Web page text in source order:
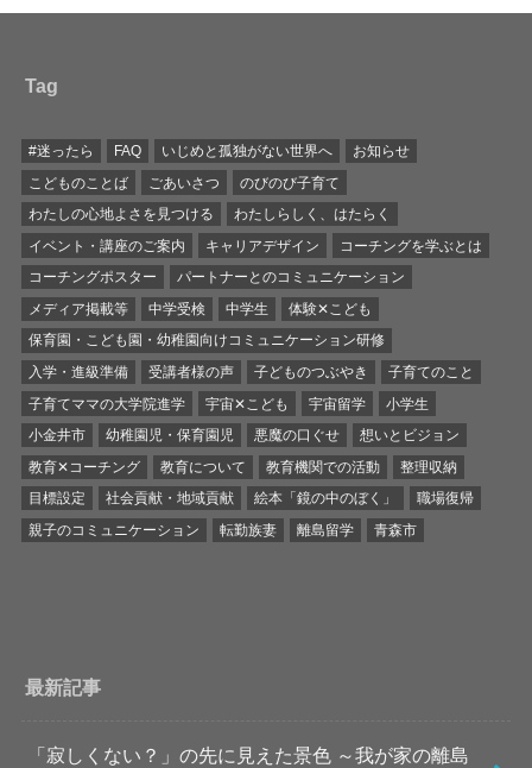
Tag
#迷ったら FAQ いじめと孤独がない世界へ
お知らせ
こどものことば
ごあいさつ
のびのび子育て
わたしの心地よさを見つける
わたしらしく、はたらく
イベント・講座のご案内
キャリアデザイン
コーチングを学ぶとは
コーチングポスター
パートナーとのコミュニケーション
メディア掲載等
中学受検 中学生
体験✕こども
保育園・こども園・幼稚園向けコミュニケーション研修
入学・進級準備
受講者様の声 子どものつぶやき
子育てのこと
子育てママの大学院進学
宇宙✕こども 宇宙留学
小学生
小金井市
幼稚園児・保育園児 悪魔の口ぐせ
想いとビジョン
教育✕コーチング
教育について 教育機関での活動
整理収納
目標設定
社会貢献・地域貢献 絵本「鏡の中のぼく」
職場復帰
親子のコミュニケーション
転勤族妻 離島留学 青森市
最新記事
「寂しくない？」の先に見えた景色 ～我が家の離島